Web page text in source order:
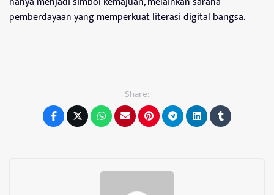
pemberdayaan yang memperkuat literasi digital bangsa.
Share: